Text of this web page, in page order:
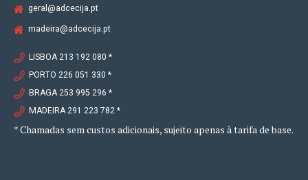
geral@adcecija.pt
madeira@adcecija.pt
LISBOA 213 192 080 *
PORTO 226 051 330 *
BRAGA 253 995 296 *
MADEIRA 291 223 782 *
* Chamadas sem custos adicionais, sujeito apenas à tarifa de base.